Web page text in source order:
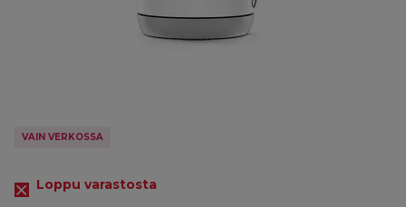
VAIN VERKOSSA
Loppu varastosta